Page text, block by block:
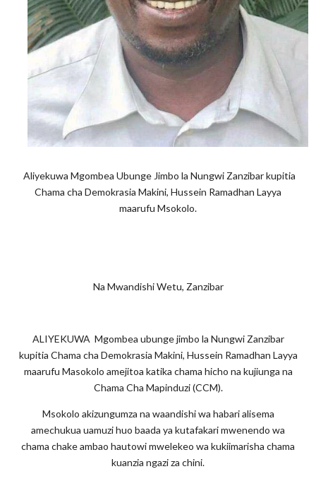
Aliyekuwa Mgombea Ubunge Jimbo la Nungwi Zanzibar kupitia
Chama cha Demokrasia Makini, Hussein Ramadhan Layya
maarufu Msokolo.
Na Mwandishi Wetu, Zanzibar
ALIYEKUWA Mgombea ubunge jimbo la Nungwi Zanzibar
kupitia Chama cha Demokrasia Makini, Hussein Ramadhan Layya
maarufu Masokolo amejitoa katika chama hicho na kujiunga na
Chama Cha Mapinduzi (CCM).
Msokolo akizungumza na waandishi wa habari alisema
amechukua uamuzi huo baada ya kutafakari mwenendo wa
chama chake ambao hautowi mwelekeo wa kukiimarisha chama
kuanzia ngazi za chini.